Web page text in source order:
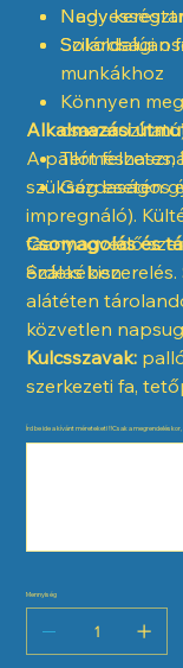
Szilárdsági
Nagy
Sokoldalúan
munkákhoz
Könnyen
Gazdaságos
Alkalmazási
A pallót
szükség esetén
impregnáló).
faanyagvédő
érdekében.
Csomagolás és
Szálas
alátéten
közvetlen
Kulcsszavak:
szerkezeti fa,
Írd be ide a kívánt méreteket! ‼️Csak a
Mennyiség